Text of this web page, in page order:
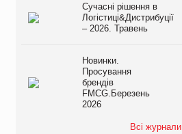
Сучасні рішення в
Логістиці&Дистрибуції
– 2026. Травень
Новинки.
Просування
брендів
FMCG.Березень
2026
Всі журнали